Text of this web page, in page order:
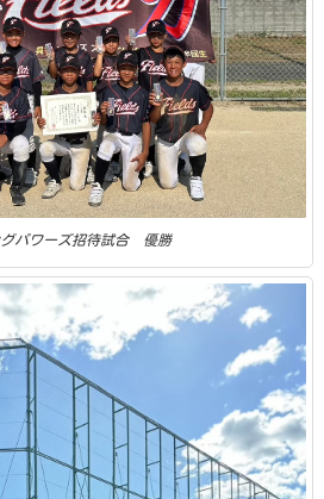
グパワーズ招待試合 優勝